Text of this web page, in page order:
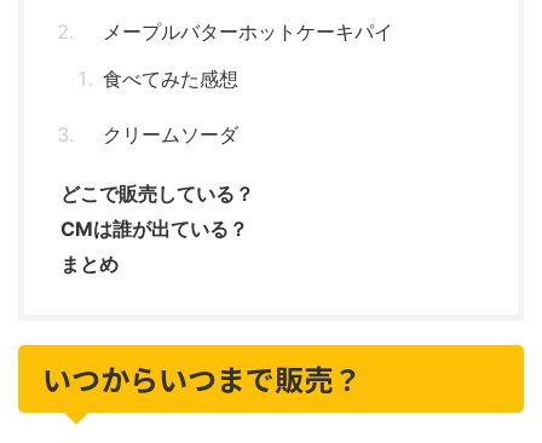
メープルバターホットケーキパイ
食べてみた感想
クリームソーダ
どこで販売している？
CMは誰が出ている？
まとめ
いつからいつまで販売？